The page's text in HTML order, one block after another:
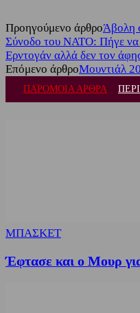
Προηγούμενο άρθροΆβολη
Σύνοδο του ΝΑΤΟ: Πήγε να
Ερντογάν αλλά δεν τον
Επόμενο άρθροΜουντιάλ
ΠΑΡΟΜΟΙΑ ΑΡΘΡΑ
ΜΠΑΣΚΕΤ
Έφτασε και ο Μουρ